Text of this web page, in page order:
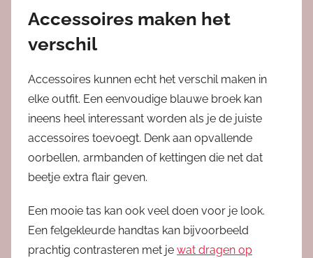
Accessoires maken het
verschil
Accessoires kunnen echt het verschil maken in
elke outfit. Een eenvoudige blauwe broek kan
ineens heel interessant worden als je de juiste
accessoires toevoegt. Denk aan opvallende
oorbellen, armbanden of kettingen die net dat
beetje extra flair geven.
Een mooie tas kan ook veel doen voor je look.
Een felgekleurde handtas kan bijvoorbeeld
prachtig contrasteren met je wat dragen op